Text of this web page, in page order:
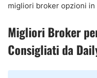
migliori broker opzioni in
Migliori Broker
Consigliati da